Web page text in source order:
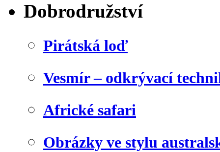
Dobrodružství
Pirátská loď
Vesmír – odkrývací
Africké safari
Obrázky ve stylu